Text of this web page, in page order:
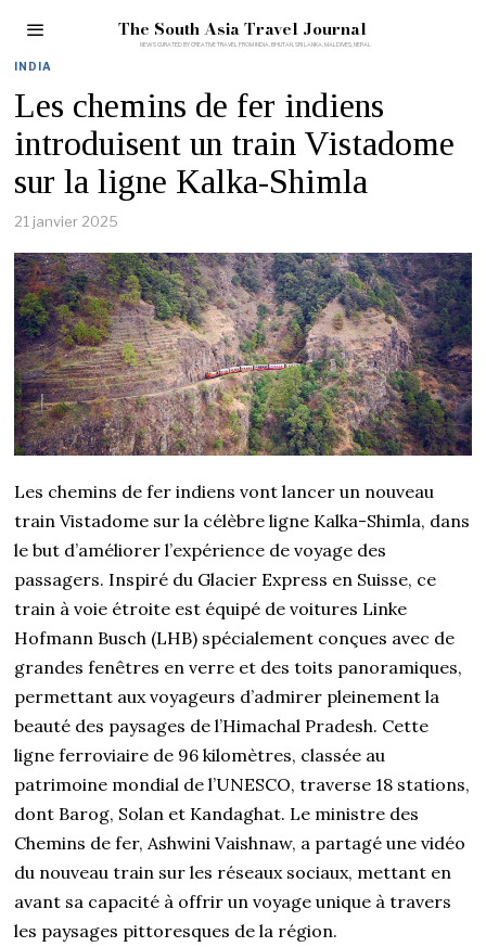
The South Asia Travel Journal
INDIA
Les chemins de fer indiens
introduisent un train Vistadome
sur la ligne Kalka-Shimla
21 janvier 2025
Les chemins de fer indiens vont lancer un nouveau
train Vistadome sur la célèbre ligne Kalka-Shimla, dans
le but d’améliorer l’expérience de voyage des
passagers. Inspiré du Glacier Express en Suisse, ce
train à voie étroite est équipé de voitures Linke
Hofmann Busch (LHB) spécialement conçues avec de
grandes fenêtres en verre et des toits panoramiques,
permettant aux voyageurs d’admirer pleinement la
beauté des paysages de l’Himachal Pradesh. Cette
ligne ferroviaire de 96 kilomètres, classée au
patrimoine mondial de l’UNESCO, traverse 18 stations,
dont Barog, Solan et Kandaghat. Le ministre des
Chemins de fer, Ashwini Vaishnaw, a partagé une vidéo
du nouveau train sur les réseaux sociaux, mettant en
avant sa capacité à offrir un voyage unique à travers
les paysages pittoresques de la région.